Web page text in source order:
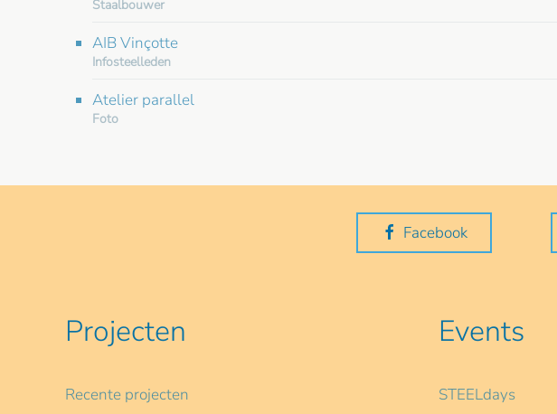
Staalbouwer
AIB Vinçotte
Infosteelleden
Atelier parallel
Foto
Facebook
Projecten
Recente projecten
Events
STEELdays